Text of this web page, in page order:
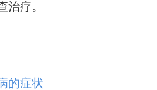
治疗。
的症状